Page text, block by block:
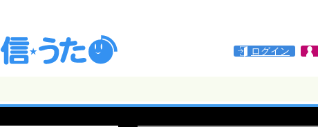
ログイン